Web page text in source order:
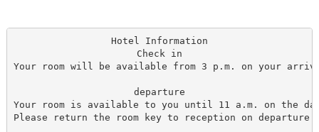
Hotel Information
Check in
Your room will be available from 3 p.m. on your
departure
Your room is available to you until 11 a.m. on the
Please return the room key to reception on departure.